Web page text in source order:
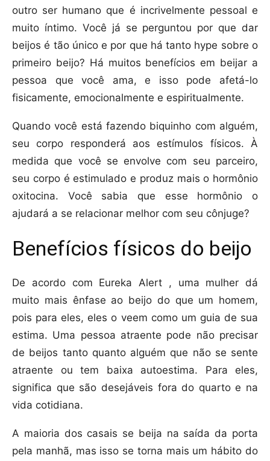
outro ser humano que é incrivelmente pessoal e
muito íntimo. Você já se perguntou por que dar
beijos é tão único e por que há tanto hype sobre o
primeiro beijo? Há muitos benefícios em beijar a
pessoa que você ama, e isso pode afetá-lo
fisicamente, emocionalmente e espiritualmente.
Quando você está fazendo biquinho com alguém,
seu corpo responderá aos estímulos físicos. À
medida que você se envolve com seu parceiro,
seu corpo é estimulado e produz mais o hormônio
oxitocina. Você sabia que esse hormônio o
ajudará a se relacionar melhor com seu cônjuge?
Benefícios físicos do beijo
De acordo com Eureka Alert , uma mulher dá
muito mais ênfase ao beijo do que um homem,
pois para eles, eles o veem como um guia de sua
estima. Uma pessoa atraente pode não precisar
de beijos tanto quanto alguém que não se sente
atraente ou tem baixa autoestima. Para eles,
significa que são desejáveis fora do quarto e na
vida cotidiana.
A maioria dos casais se beija na saída da porta
pela manhã, mas isso se torna mais um hábito do